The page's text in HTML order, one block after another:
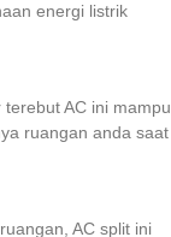
energi listrik
AC ini mampu
ruangan anda saat
AC split ini